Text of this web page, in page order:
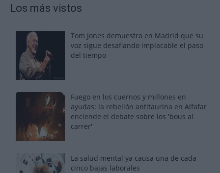
Los más vistos
Tom Jones demuestra en Madrid que su
voz sigue desafiando implacable el paso
del tiempo
Fuego en los cuernos y millones en
ayudas: la rebelión antitaurina en Alfafar
enciende el debate sobre los 'bous al
carrer'
La salud mental ya causa una de cada
cinco bajas laborales